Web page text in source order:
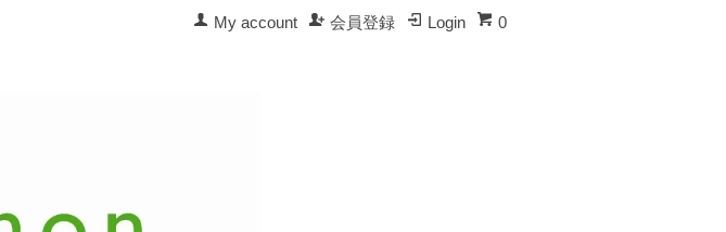
0
Login
会員登録
My account